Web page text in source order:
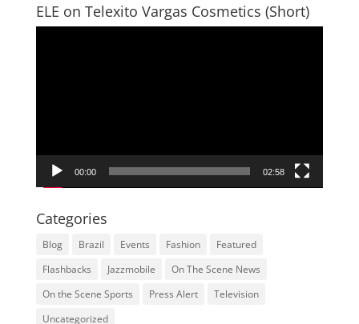
ELE on Telexito Vargas Cosmetics (Short)
00:00 02:58
Categories
Blog Brazil Events Fashion
Featured
Flashbacks
Jazzmobile
On The Scene News
On the Scene Sports
Press Alert
Television
Uncategorized